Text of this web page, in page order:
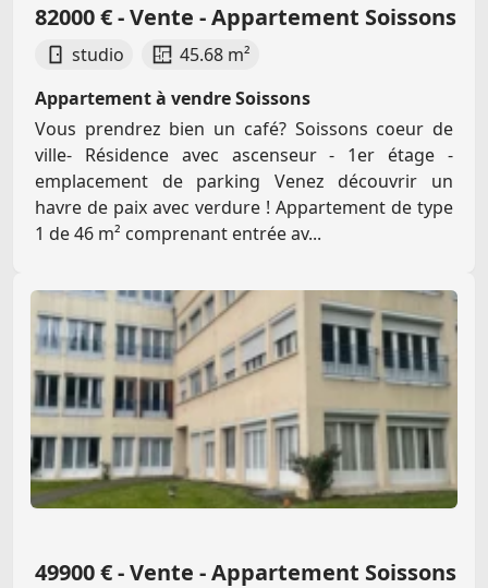
82000 € - Vente - Appartement Soissons
studio
45.68 m²
Appartement à vendre Soissons
Vous prendrez bien un café? Soissons coeur de
ville- Résidence avec ascenseur - 1er étage -
emplacement de parking Venez découvrir un
havre de paix avec verdure ! Appartement de type
1 de 46 m² comprenant entrée av...
49900 € - Vente - Appartement Soissons